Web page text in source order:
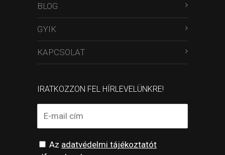
BLOG
GYIK
KAPCSOLAT
IRATKOZZON FEL HÍRLEVELÜNKRE!
Az adatvédelmi tájékoztatót